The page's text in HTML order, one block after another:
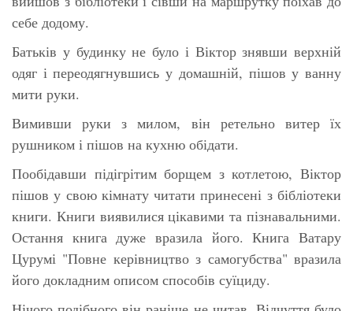
себе додому.
Батьків у будинку не було і Віктор знявши верхній
одяг і переодягнувшись у домашній, пішов у ванну
мити руки.
Вимивши руки з милом, він ретельно витер їх
рушником і пішов на кухню обідати.
Пообідавши підігрітим борщем з котлетою, Віктор
пішов у свою кімнату читати принесені з бібліотеки
книги. Книги виявилися цікавими та пізнавальними.
Остання книга дуже вразила його. Книга Ватару
Цурумі "Повне керівництво з самогубства" вразила
його докладним описом способів суїциду.